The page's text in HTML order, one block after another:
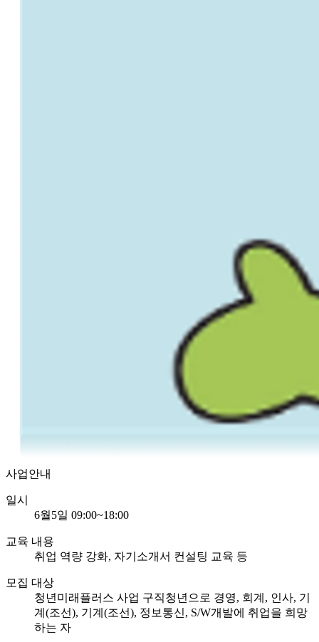
사업안내
일시
6월5일 09:00~18:00
교육 내용
취업 역량 강화, 자기소개서 컨설팅 교육 등
모집 대상
청년미래플러스 사업 구직청년으로 경영, 회계, 인사, 기
계(조선), 기계(조선), 정보통신, S/W개발에 취업을 희망
하는 자